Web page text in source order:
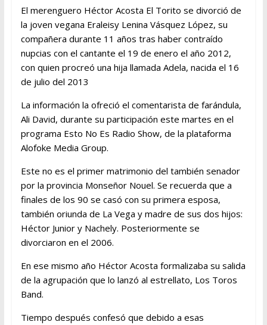
El merenguero Héctor Acosta El Torito se divorció de
la joven vegana Eraleisy Lenina Vásquez López, su
compañera durante 11 años tras haber contraído
nupcias con el cantante el 19 de enero el año 2012,
con quien procreó una hija llamada Adela, nacida el 16
de julio del 2013
La información la ofreció el comentarista de farándula,
Ali David, durante su participación este martes en el
programa Esto No Es Radio Show, de la plataforma
Alofoke Media Group.
Este no es el primer matrimonio del también senador
por la provincia Monseñor Nouel. Se recuerda que a
finales de los 90 se casó con su primera esposa,
también oriunda de La Vega y madre de sus dos hijos:
Héctor Junior y Nachely. Posteriormente se
divorciaron en el 2006.
En ese mismo año Héctor Acosta formalizaba su salida
de la agrupación que lo lanzó al estrellato, Los Toros
Band.
Tiempo después confesó que debido a esas